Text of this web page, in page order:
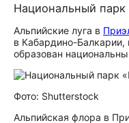
Национальный парк
Альпийские луга в
в Кабардино-
образован
Фото: Shutterstock
Альпийская флора в